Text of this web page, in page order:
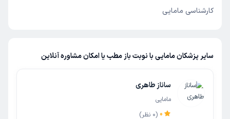
کارشناسی مامایی
سایر پزشکان مامایی با نوبت باز مطب یا امکان مشاوره آنلاین
ساناز طاهری
مامایی
0
(
0 نظر)